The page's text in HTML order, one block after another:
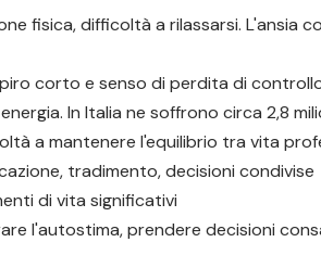
fisica, difficoltà a rilassarsi. L'ansia
corto e senso di perdita di
In Italia ne soffrono circa 2,8
a mantenere l'equilibrio tra vita
tradimento, decisioni condivise
di vita significativi
l'autostima, prendere decisioni